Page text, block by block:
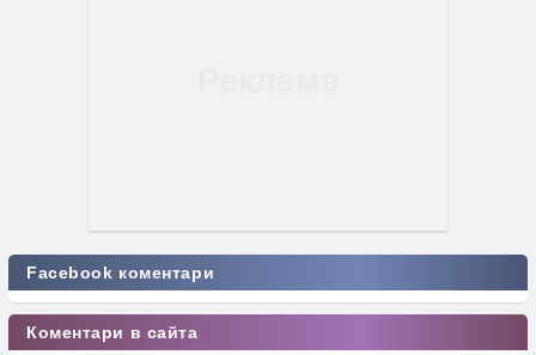
Facebook коментари
Коментари в сайта